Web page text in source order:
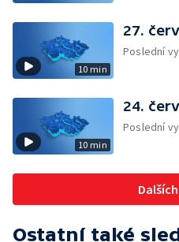
10 min
27.
Poslední
10 min
24.
Poslední
Ostatní také